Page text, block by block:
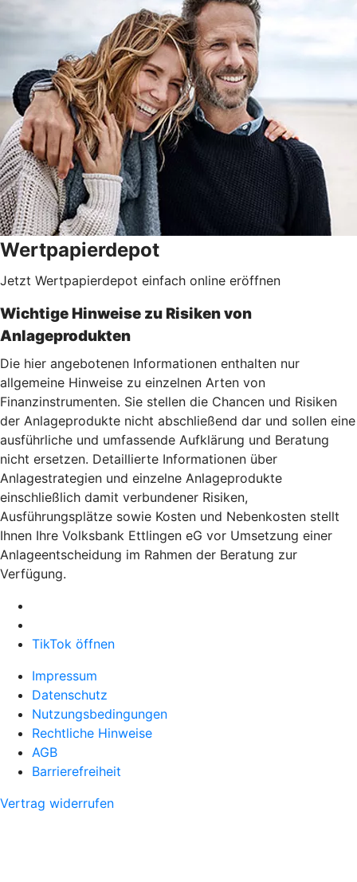
Wertpapierdepot
Jetzt Wertpapierdepot einfach online eröffnen
Wichtige Hinweise zu Risiken von
Anlageprodukten
Die hier angebotenen Informationen enthalten nur
allgemeine Hinweise zu einzelnen Arten von
Finanzinstrumenten. Sie stellen die Chancen und Risiken
der Anlageprodukte nicht abschließend dar und sollen eine
ausführliche und umfassende Aufklärung und Beratung
nicht ersetzen. Detaillierte Informationen über
Anlagestrategien und einzelne Anlageprodukte
einschließlich damit verbundener Risiken,
Ausführungsplätze sowie Kosten und Nebenkosten stellt
Ihnen Ihre Volksbank Ettlingen eG vor Umsetzung einer
Anlageentscheidung im Rahmen der Beratung zur
Verfügung.
TikTok öffnen
Impressum
Datenschutz
Nutzungsbedingungen
Rechtliche Hinweise
AGB
Barrierefreiheit
Vertrag widerrufen